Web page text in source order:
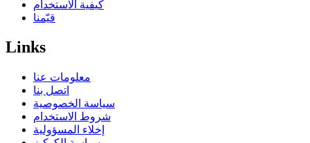
كيفية الاستخدام
قيّمنا
Links
معلومات عنا
اتصل بنا
سياسة الخصوصية
شروط الاستخدام
إخلاء المسؤولية